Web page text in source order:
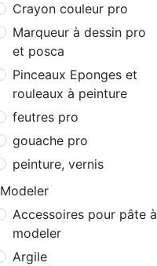
Crayon couleur pro
Marqueur à dessin pro
et posca
Pinceaux Eponges et
rouleaux à peinture
feutres pro
gouache pro
peinture, vernis
Modeler
Accessoires pour pâte à
modeler
Argile